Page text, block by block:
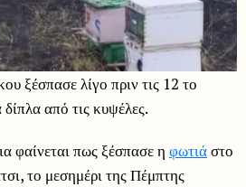
ξέσπασε λίγο πριν τις 12 το
από τις κυψέλες.
φαίνεται πως ξέσπασε η φωτιάστο
το μεσημέρι της Πέμπτης